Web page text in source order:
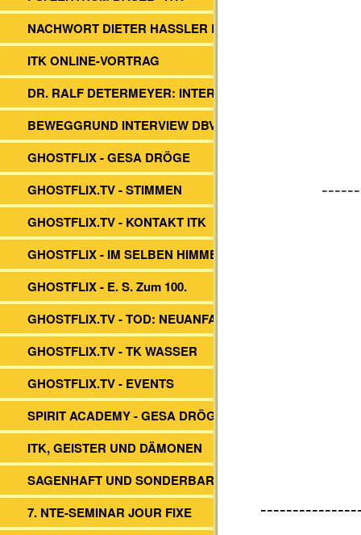
NACHWORT DIETER HASSLER BUCH
ITK ONLINE-VORTRAG
DR. RALF DETERMEYER: INTERVIEW
BEWEGGRUND INTERVIEW DBVs ITK
GHOSTFLIX - GESA DRÖGE
GHOSTFLIX.TV - STIMMEN
GHOSTFLIX.TV - KONTAKT ITK
GHOSTFLIX - IM SELBEN HIMMEL
GHOSTFLIX - E. S. Zum 100.
GHOSTFLIX.TV - TOD: NEUANFANG?
GHOSTFLIX.TV - TK WASSER
GHOSTFLIX.TV - EVENTS
SPIRIT ACADEMY - GESA DRÖGE
ITK, GEISTER UND DÄMONEN
SAGENHAFT UND SONDERBAR
7. NTE-SEMINAR JOUR FIXE